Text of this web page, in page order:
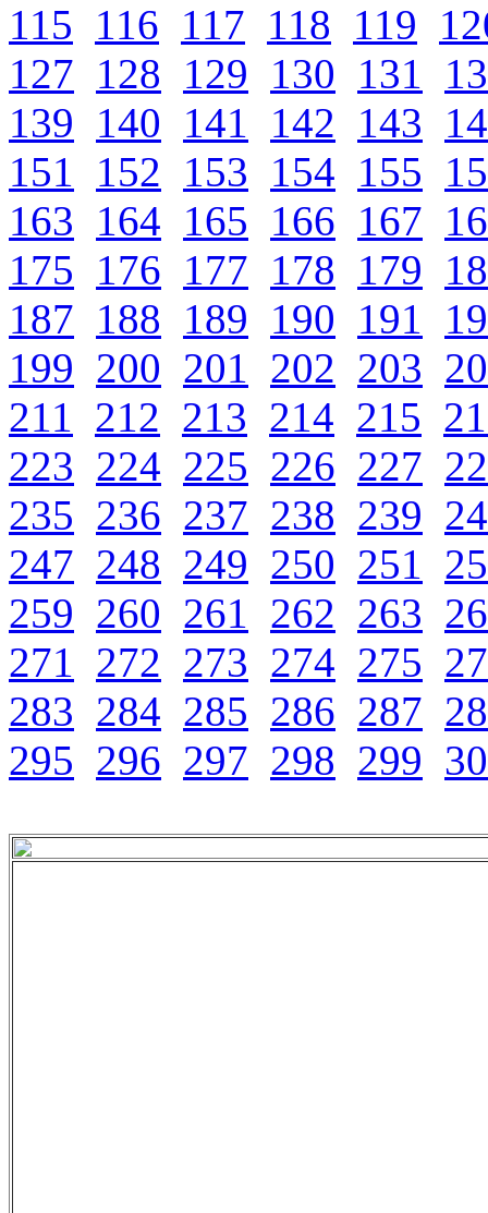
115 116 117 118 119
127 128 129 130 131
139 140 141 142 143
151
152 153 154 155
163 164 165 166 167
175 176 177 178 179
187 188 189 190 191
199 200 201 202 203
211 212 213 214 215
223 224 225 226 227
235 236 237 238 239
247 248 249 250 251
259 260 261 262 263
271 272 273 274 275
283 284 285 286 287
295 296 297 298 299